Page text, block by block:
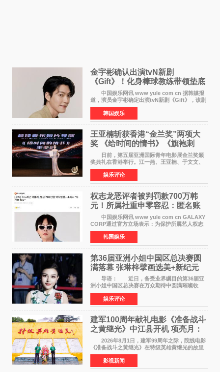
金宇彬确认出演tvN新剧
《Gift》！化身棒球教练带领垫底
球队逆袭
中国娱乐网讯 www yule com cn 据韩媒报
道，演员金宇彬确定出演tvN新剧《Gift》，该剧
预计将于下半年播出，引发观众高度期待。
本剧改编自同名网络漫画，讲述一位经历意外事
故后获得特殊
韩国娱乐
王亚楠斩获香港“金兰奖”两项大
奖 《给时间的情书》《旗袍刺
客》双双获肯定
日前，第五届亚洲国际青年电影展金兰奖颁
奖典礼在香港举行。江一燕、王亚楠、于文文、
李东学等知名演员出席活动。著名演员、导演王
亚楠凭借音乐故事片《给时间的情书》和院线电
影《旗袍刺客》
娱乐评论
权志龙恶评者被判罚款700万韩
元！所属社重申零容忍：匿名账
号也难逃刑责
中国娱乐网讯 www yule com cn GALAXY
CORP通过官方立场表示：为保护所属艺人权志
龙的名誉和权益，将持续对网络上发生的名誉损
害、散布虚假事实、侮辱、恶意诽谤等行为采取
法律应对措施。
韩国娱乐
第36届亚洲小姐中国区总决赛圆
满落幕 张琳梓擘画选美+新纪元
导语： 近日，备受业界瞩目的第36届亚
洲小姐中国区总决赛在万众期待中圆满璀璨收
官。整场盛典汇聚万千芳华，不仅完成了新一届
美丽代言人的加冕选拔，更在行业发展层面带来
颠覆性突破。活动
娱乐评论
建军100周年献礼电影《准备战斗
之黄继光》中江县开机 项亮月：
以光影为笔，书写英雄赞歌
2026年8月1日，建军99周年之际，院线电影
《准备战斗之黄继光》在特级英雄黄继光的故里
——四川省德阳市中江县黄继光出生地正式开
机。本片出品人、总制片人项亮月主持开机仪
式，&zwnj;特级英雄
影视新闻